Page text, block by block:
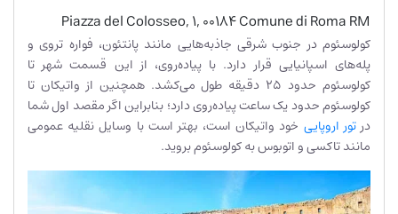
Piazza del Colosseo, 1, 00184 Comune di Roma RM
کولوسئوم در جنوب شرقی جاذبه‌هایی مانند پانتئون، فواره تروی و
پله‌های اسپانیایی قرار دارد. با پیاده‌روی، از این قسمت شهر تا
کولوسئوم حدود 25 دقیقه طول می‌کشد. همچنین از واتیکان تا
کولوسئوم حدود یک ساعت پیاده‌روی دارد؛ بنابراین اگر مقصد اول شما
درتور اروپایی خود واتیکان است، بهتر است با وسایل نقلیه عمومی
مانند تاکسی و اتوبوس به کولوسئوم بروید.